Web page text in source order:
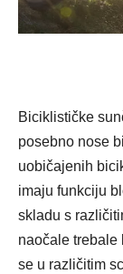
Biciklističke
posebno nose
uobičajenih
imaju funkciju
skladu s
naočale trebale
se u različitim